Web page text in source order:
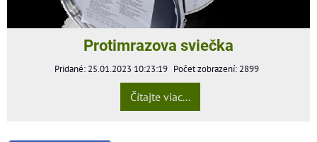
Protimrazova sviečka
Pridané: 25.01.2023 10:23:19 Počet zobrazení: 2899
Čítajte viac...